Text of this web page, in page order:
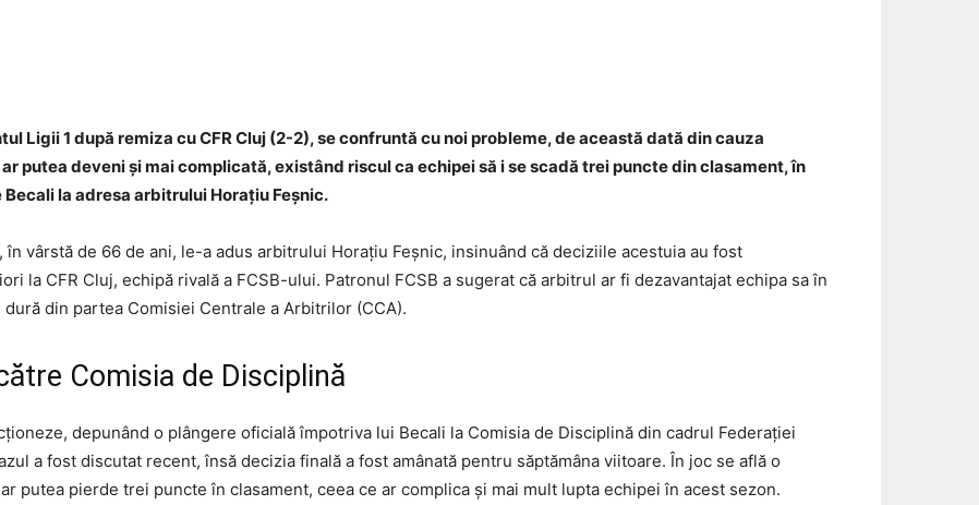
Ligii 1 după remiza cu CFR Cluj (2-2), se confruntă cu noi probleme, de această dată din cauza
putea deveni și mai complicată, existând riscul ca echipei să i se scadă trei puncte din clasament, în
la adresa arbitrului Horațiu Feșnic.
vârstă de 66 de ani, le-a adus arbitrului Horațiu Feșnic, insinuând că deciziile acestuia au fost
la CFR Cluj, echipă rivală a FCSB-ului. Patronul FCSB a sugerat că arbitrul ar fi dezavantajat echipa sa în
din partea Comisiei Centrale a Arbitrilor (CCA).
Comisia de Disciplină
depunând o plângere oficială împotriva lui Becali la Comisia de Disciplină din cadrul Federației
a fost discutat recent, însă decizia finală a fost amânată pentru săptămâna viitoare. În joc se află o
putea pierde trei puncte în clasament, ceea ce ar complica și mai mult lupta echipei în acest sezon.